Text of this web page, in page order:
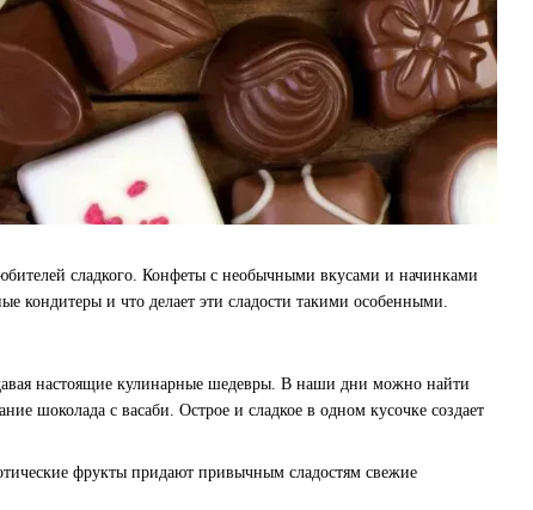
сладкого. Конфеты с необычными вкусами и начинками
кондитеры и что делает эти сладости такими особенными.
настоящие кулинарные шедевры. В наши дни можно найти
шоколада с васаби. Острое и сладкое в одном кусочке создает
фрукты придают привычным сладостям свежие